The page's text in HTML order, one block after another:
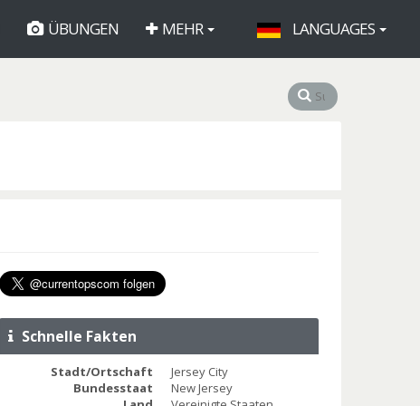
ÜBUNGEN MEHR LANGUAGES
Schnelle Fakten
Stadt/Ortschaft
Jersey City
Bundesstaat
New Jersey